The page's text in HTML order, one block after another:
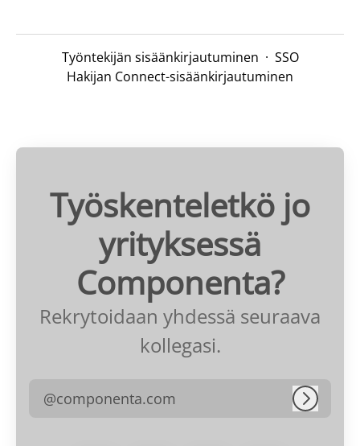
Työntekijän sisäänkirjautuminen · SSO
Hakijan Connect-sisäänkirjautuminen
Työskenteletkö jo
yrityksessä
Componenta?
Rekrytoidaan yhdessä seuraava
kollegasi.
@componenta.com